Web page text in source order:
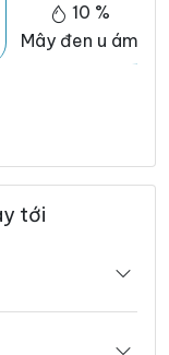
10 %
Mây đen u ám
tới